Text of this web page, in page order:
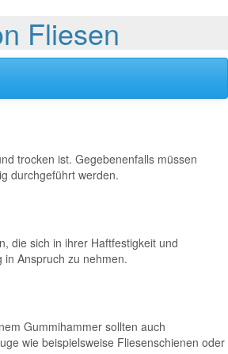
Fliesen
trocken ist. Gegebenenfalls müssen
durchgeführt werden.
die sich in ihrer Haftfestigkeit und
Anspruch zu nehmen.
Gummihammer sollten auch
wie beispielsweise Fliesenschienen oder